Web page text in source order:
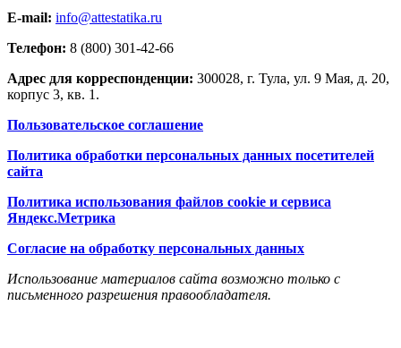
E-mail: info@attestatika.ru
Телефон: 8 (800) 301-42-66
Адрес для корреспонденции: 300028, г. Тула, ул. 9 Мая, д. 20,
корпус 3, кв. 1.
Пользовательское соглашение
Политика обработки персональных данных посетителей
сайта
Политика использования файлов cookie и сервиса
Яндекс.Метрика
Согласие на обработку персональных данных
Использование материалов сайта возможно только с
письменного разрешения правообладателя.